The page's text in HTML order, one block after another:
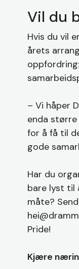
Vil du
Hvis du vil
årets
– Vi håper
enda større
for å få til
gode
Har du
bare lyst til
måte?
Pride!
Kjære